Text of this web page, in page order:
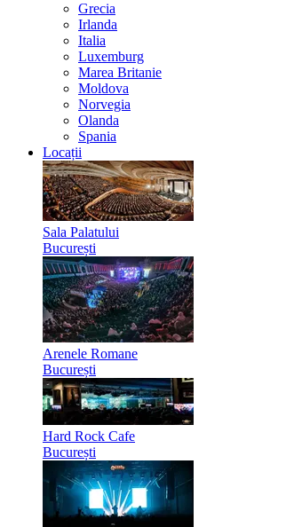
Grecia
Irlanda
Italia
Luxemburg
Marea Britanie
Moldova
Norvegia
Olanda
Spania
Locații
Sala Palatului
București
Arenele Romane
București
Hard Rock Cafe
București